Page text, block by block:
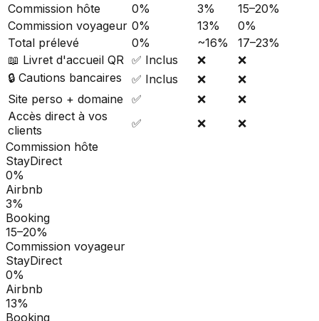
Commission hôte
0% 3%
15–20%
Commission voyageur 0% 13%
0%
Total prélevé
0% ~16%
17–23%
📖 Livret d'accueil QR ✅ Inclus ❌
❌
🔒 Cautions bancaires
✅ Inclus ❌
❌
Site perso + domaine
✅ ❌
❌
Accès direct à vos
clients
✅ ❌
❌
Commission hôte
StayDirect
0%
Airbnb
3%
Booking
15–20%
Commission voyageur
StayDirect
0%
Airbnb
13%
Booking